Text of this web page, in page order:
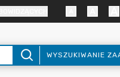
WYSZUKIWANIE